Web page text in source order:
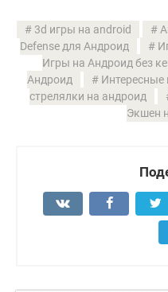
3d игры на android
Defense для Андроид
Игры на Андроид без
Андроид
Интересные
стрелялки на андроид
Экшен